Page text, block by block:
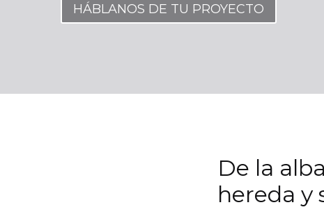
HÁBLANOS DE TU PROYECTO
De la
hereda y